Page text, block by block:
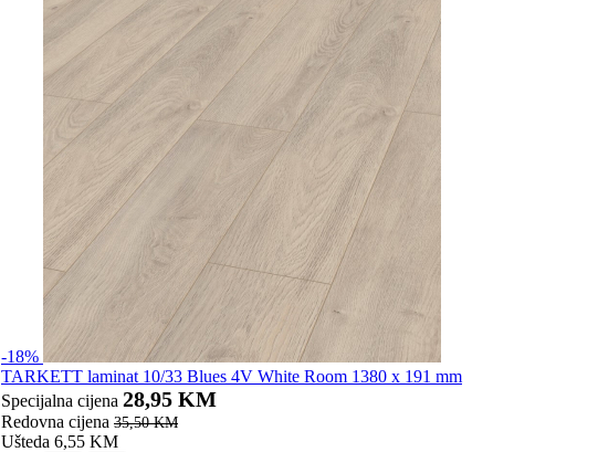
-18%
TARKETT laminat 10/33 Blues 4V White Room 1380 x 191 mm
Specijalna cijena 28,95 KM
Redovna cijena 35,50 KM
Ušteda 6,55 KM